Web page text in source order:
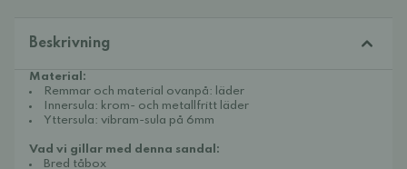
Beskrivning
Material:
Remmar och material ovanpå: läder
Innersula: krom- och metallfritt läder
Yttersula: vibram-sula på 6mm
Vad vi gillar med denna sandal:
Bred tåbox